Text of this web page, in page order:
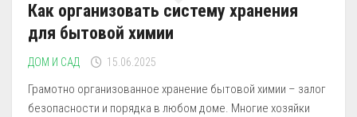
Как организовать систему хранения
для бытовой химии
ДОМ И САД 15.06.2025
Грамотно организованное хранение бытовой химии – залог
безопасности и порядка в любом доме. Многие хозяйки